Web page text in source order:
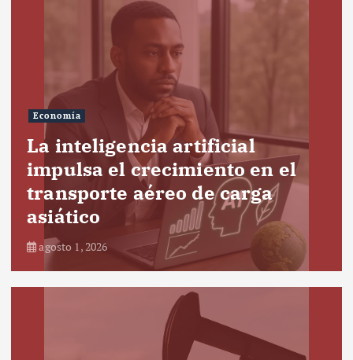
Economía
La inteligencia artificial
impulsa el crecimiento en el
transporte aéreo de carga
asiático
agosto 1, 2026